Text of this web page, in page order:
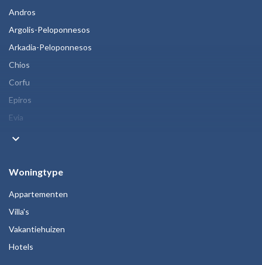
Andros
Argolis-Peloponnesos
Arkadia-Peloponnesos
Chios
Corfu
Epiros
Evia
keyboard_arrow_down
Woningtype
Appartementen
Villa's
Vakantiehuizen
Hotels